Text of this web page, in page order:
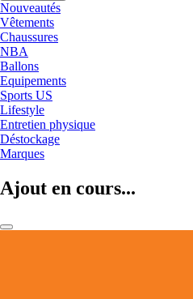
Nouveautés
Vêtements
Chaussures
NBA
Ballons
Equipements
Sports US
Lifestyle
Entretien physique
Déstockage
Marques
Ajout en cours...